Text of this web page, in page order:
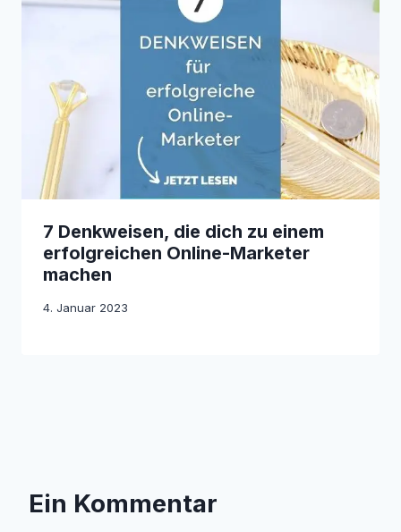
7 Denkweisen, die dich zu einem
erfolgreichen Online-Marketer
machen
4. Januar 2023
Ein Kommentar